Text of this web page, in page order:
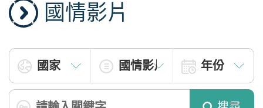
國情影片